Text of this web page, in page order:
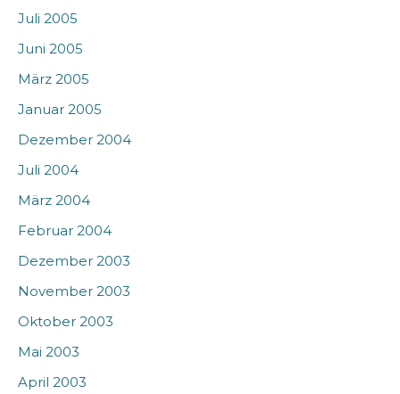
Juli 2005
Juni 2005
März 2005
Januar 2005
Dezember 2004
Juli 2004
März 2004
Februar 2004
Dezember 2003
November 2003
Oktober 2003
Mai 2003
April 2003